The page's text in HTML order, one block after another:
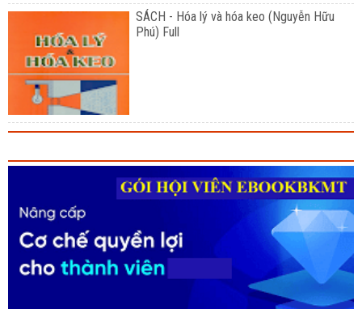
SÁCH - Hóa lý và hóa keo (Nguyễn Hữu
Phú) Full